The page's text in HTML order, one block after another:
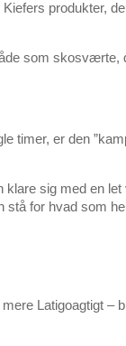
Kiefers produkter,
som skosværte,
timer, er den
sig med en
for hvad som
Latigoagtigt –